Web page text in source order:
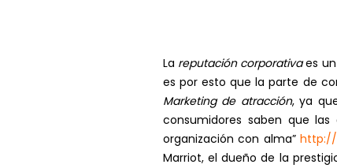
La reputación corporativaes un
es por esto que la parte de
Marketing de atracción, ya
consumidores saben que
organización con alma” http://
Marriot, el dueño de la